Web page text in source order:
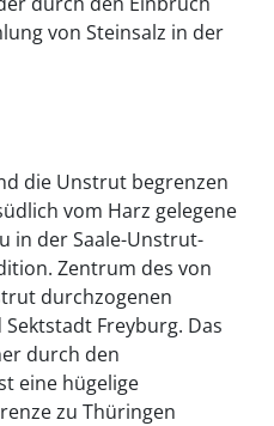
von Steinsalz in der
die Unstrut begrenzen
vom Harz gelegene
in der Saale-Unstrut-
Zentrum des von
durchzogenen
Freyburg. Das
durch den
eine hügelige
zu Thüringen